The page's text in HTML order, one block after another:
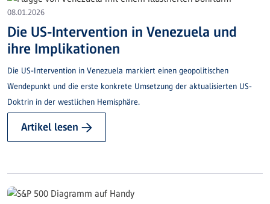
08.01.2026
Die US-Intervention in Venezuela und
ihre Implikationen
Die US-Intervention in Venezuela markiert einen geopolitischen
Wendepunkt und die erste konkrete Umsetzung der aktualisierten US-
Doktrin in der westlichen Hemisphäre.
Artikel lesen →